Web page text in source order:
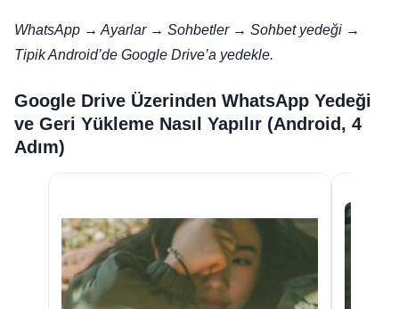
WhatsApp → Ayarlar → Sohbetler → Sohbet yedeği →
Tipik Android’de Google Drive’a yedekle.
Google Drive Üzerinden WhatsApp Yedeği
ve Geri Yükleme Nasıl Yapılır (Android, 4
Adım)